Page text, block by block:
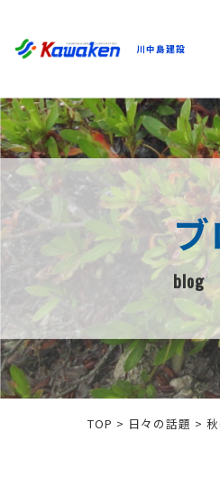
川中島建設
blog
TOP > 日々の話題 >